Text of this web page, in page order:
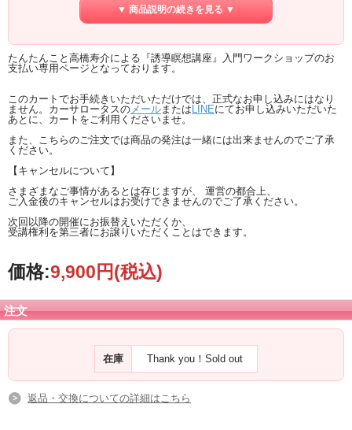
▼ 商品説明の続きを見る ▼
たんたんこと高橋寿介による『誘導瞑想講座』入門ワークショップのお
支払い専用ページとなっております。
このカートでお手続きいただいただけでは、正式なお申し込みにはなり
ません。カーサロータスの メール または LINEにてお申し込みいただいた
あとに、カートをご利用くださいませ。
また、こちらのご注文では商品の発注は一緒には出来ませんのでご了承
ください。
【キャンセルについて】
さまざまなご事情があるとは存じますが、 運営の都合上、
ご入金後のキャンセルはお受けできませんのでご了承ください。
次回以降の開催にお振替えいただくか、
受講権利を第三者にお譲りいただくことはできます。
価格:9,900円(税込)
注文
在庫 Thank you！Sold out
返品・交換についての詳細はこちら